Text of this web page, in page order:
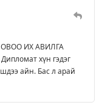
ИХ АВИЛГА
хүн гэдэг
айн. Бас л арай